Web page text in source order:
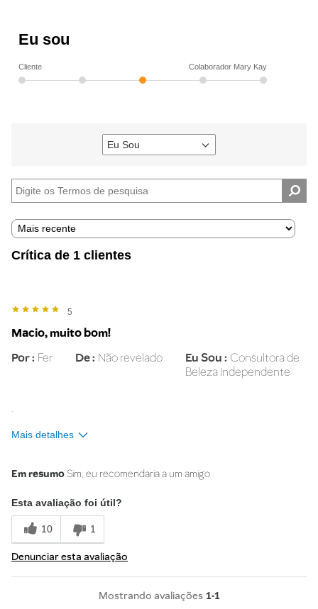
Eu sou
Cliente Colaborador Mary Kay
Eu Sou
Filtrar
sou
Crítica de 1 clientes
5
Macio, muito bom!
Por Fer De Não revelado Eu Sou
Consultora de
Beleza Independente
.
Mais detalhes
Em resumoSim, eu recomendaria a um amigo
Esta avaliação foi útil?
10 1
Denunciar esta avaliação
1-1